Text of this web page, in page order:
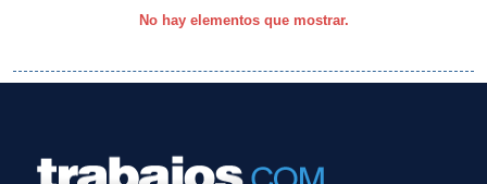
No hay elementos que mostrar.